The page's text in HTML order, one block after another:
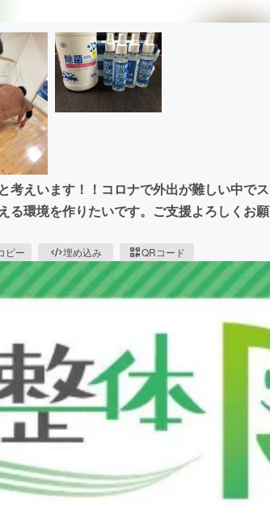
考えいます！！コロナで外出が難しい中でス
る環境を作りたいです。ご支援よろしくお願
ピー 埋め込み QRコード